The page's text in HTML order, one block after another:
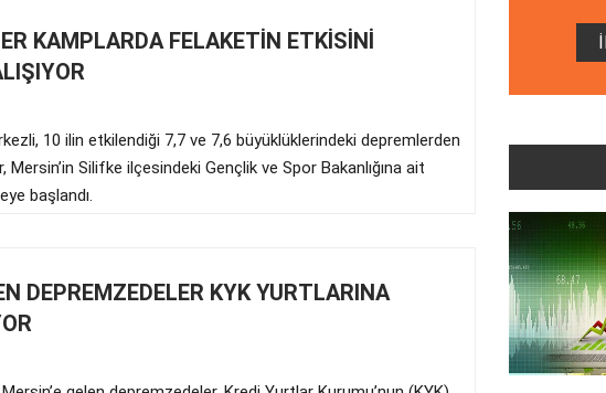
KAMPLARDA FELAKETİN ETKİSİNİ
10 ilin etkilendiği 7,7 ve 7,6 büyüklüklerindeki depremlerden
Silifke ilçesindeki Gençlik ve Spor Bakanlığına ait
başlandı.
DEPREMZEDELER KYK YURTLARINA